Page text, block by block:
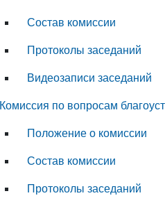
Состав комиссии
Протоколы заседаний
Видеозаписи заседаний
Комиссия по вопросам
Положение о комиссии
Состав комиссии
Протоколы заседаний